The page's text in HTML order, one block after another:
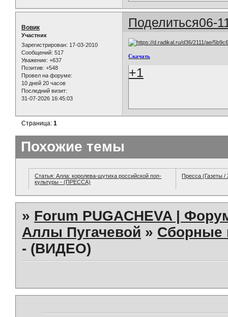
Поделиться06-
Вовик
Участник
Зарегистрирован: 17-03-2010
Сообщений: 517
Уважение: +637
Позитив: +548
Провел на форуме:
10 дней 20 часов
Последний визит:
31-07-2026 16:45:03
Скачать
+1
Страница:1
Похожие темы
Статья: Алла: королева-шутиха российской поп-
культуры - (ПРЕССА)
Пресса (Газеты
» Forum PUGACHEVA |
Аллы Пугачевой » Сборные
- (ВИДЕО)